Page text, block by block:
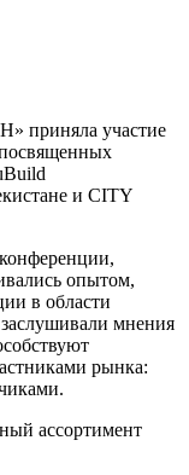
приняла участие
и CITY
опытом,
в области
мнения
рынка:
ассортимент